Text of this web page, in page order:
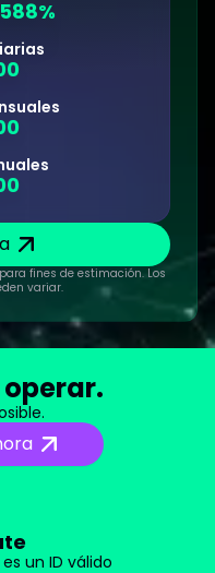
fines de estimación. Los
variar.
un ID válido